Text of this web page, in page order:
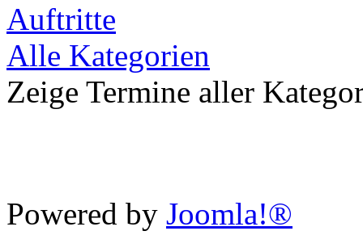
Auftritte
Alle Kategorien
Zeige Termine aller
Powered by Joomla!®